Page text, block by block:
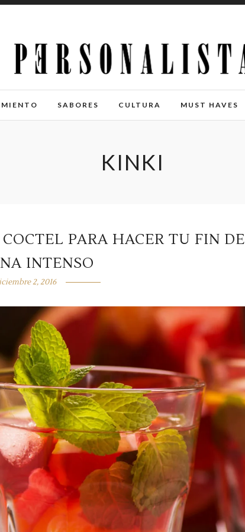
SABORES CULTURA MUST HAVES
KINKI
PARA HACER TU FIN DE
INTENSO
2, 2016